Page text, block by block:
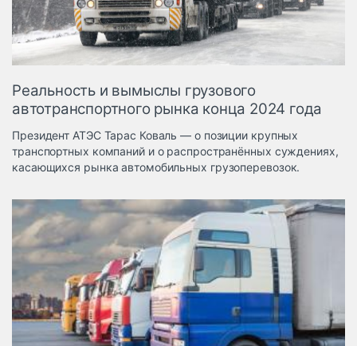
Негабаритные и
опасные грузы
Безопасность и
страхование
Таможня и ВЭД
грузовые
терминалы
Коммерческий
Спецтехника
Автосервис,
запчасти, шины
Топливо, масла и
автохимия
Дзен
Реальность и вымыслы грузового
автотранспортного рынка конца 2024 года
Президент АТЭС Тарас Коваль — о позиции крупных
транспортных компаний и о распространённых суждениях,
касающихся рынка автомобильных грузоперевозок.